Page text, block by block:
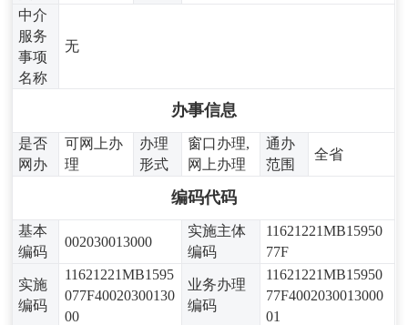
中介
服务
事项
名称
无
办事信息
是否
网办
可网上办
理
办理
形式
窗口办理,
网上办理
通办
范围
全省
编码代码
基本
编码
002030013000
实施主体
编码
11621221MB15950
77F
实施
编码
11621221MB1595
077F40020300130
00
业务办理
编码
11621221MB15950
77F4002030013000
01